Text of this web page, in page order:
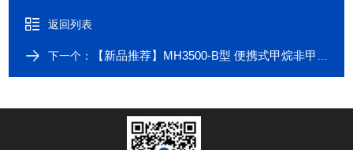
返回列表
下一个： 【新品推荐】MH3500-B型 便携式甲烷非甲烷总烃分析仪